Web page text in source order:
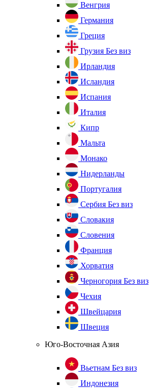
Венгрия
Германия
Греция
Грузия Без виз
Ирландия
Исландия
Испания
Италия
Кипр
Мальта
Монако
Нидерланды
Португалия
Сербия Без виз
Словакия
Словения
Франция
Хорватия
Черногория Без виз
Чехия
Швейцария
Швеция
Юго-Восточная Азия
Вьетнам Без виз
Индонезия